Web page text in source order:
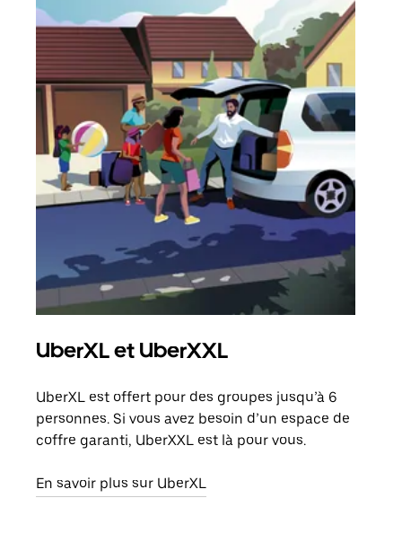
UberXL et UberXXL
UberXL est offert pour des groupes jusqu’à 6
personnes. Si vous avez besoin d’un espace de
coffre garanti, UberXXL est là pour vous.
En savoir plus sur UberXL